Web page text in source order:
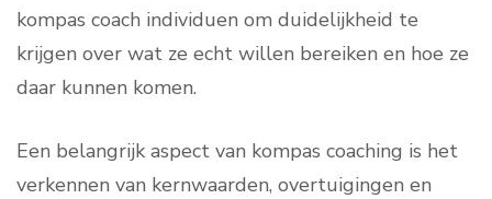
kompas coach individuen om duidelijkheid te
krijgen over wat ze echt willen bereiken en hoe ze
daar kunnen komen.
Een belangrijk aspect van kompas coaching is het
verkennen van kernwaarden, overtuigingen en